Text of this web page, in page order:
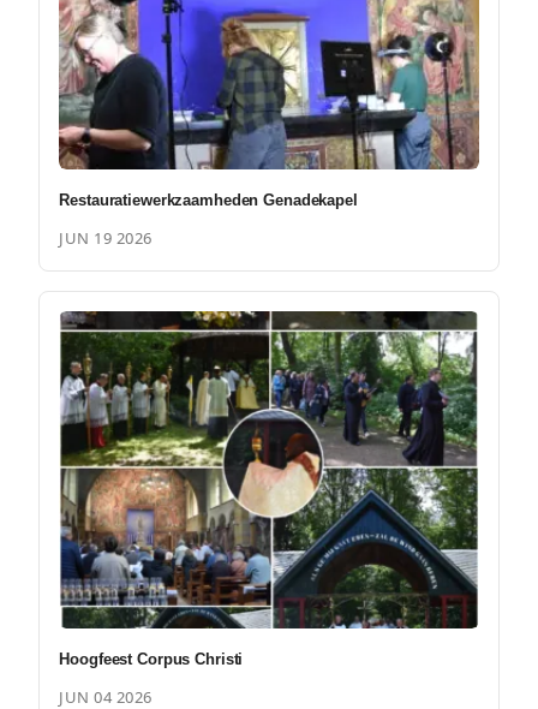
Restauratiewerkzaamheden Genadekapel
JUN 19 2026
Hoogfeest Corpus Christi
JUN 04 2026